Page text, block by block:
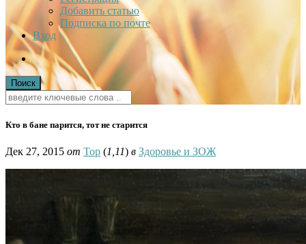
Добавить статью
Подписка по почте
Вход
Кто в бане парится, тот не старится
Дек 27, 2015 от Тор (1,11) в Здоровье и ЗОЖ